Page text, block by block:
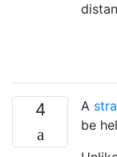
4 A
be